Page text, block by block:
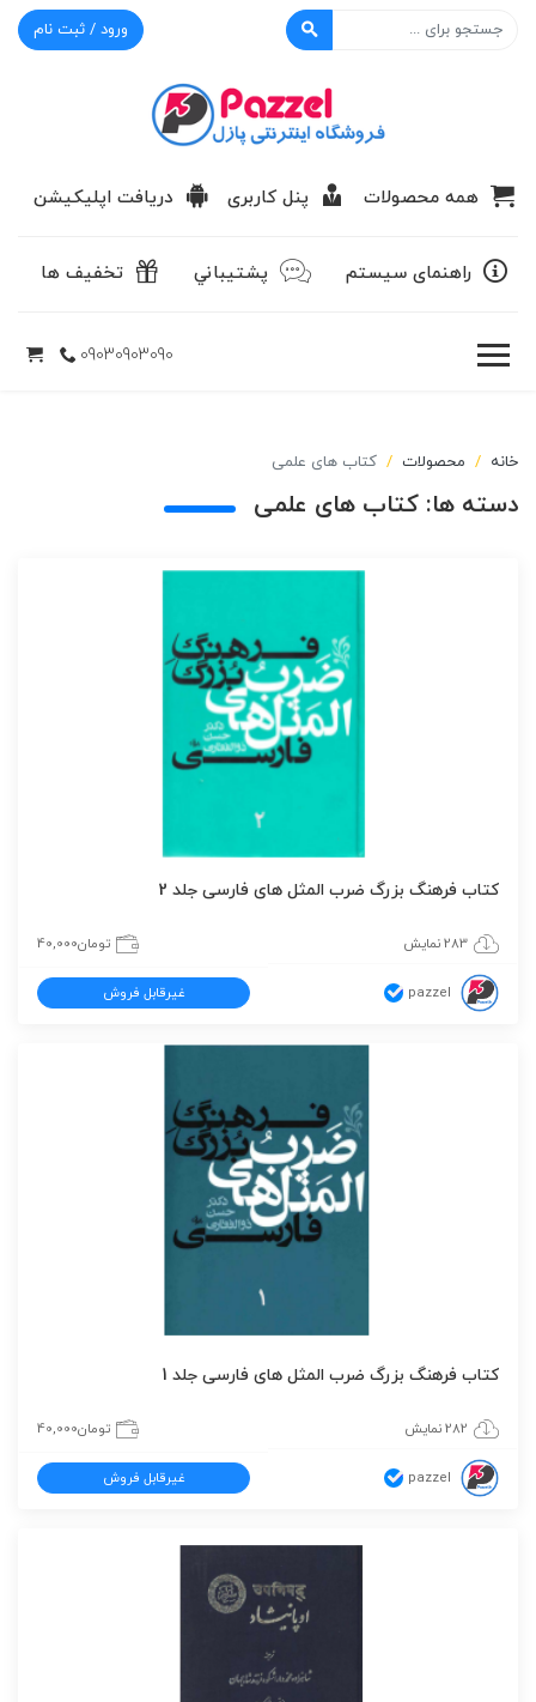
ورود / ثبت نام
همه محصولات پنل کاربری دریافت اپلیکیشن
راهنمای سیستم پشتيباني تخفیف ها
09030903090
خانه محصولات کتاب های علمی
دسته ها: کتاب های علمی
کتاب فرهنگ بزرگ ضرب المثل های فارسی جلد 2
283 نمایش تومان40,000
pazzel غیرقابل فروش
کتاب فرهنگ بزرگ ضرب المثل های فارسی جلد 1
282 نمایش تومان40,000
pazzel غیرقابل فروش